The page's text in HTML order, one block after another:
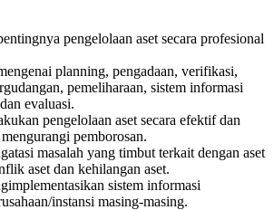
pengelolaan aset secara profesional
planning, pengadaan, verifikasi,
pemeliharaan, sistem informasi
evaluasi.
pengelolaan aset secara efektif dan
pemborosan.
masalah yang timbut terkait dengan aset
aset dan kehilangan aset.
sistem informasi
instansi masing-masing.